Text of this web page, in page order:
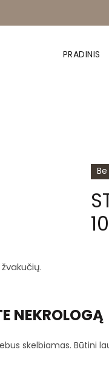
PRADINIS
NEKROLOGĄ
skelbiamas. Būtini